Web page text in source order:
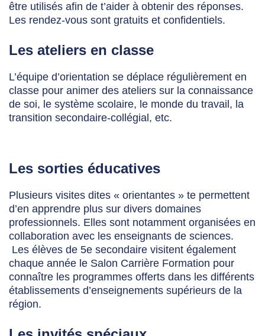
être utilisés afin de t’aider à obtenir des réponses.
Les rendez-vous sont gratuits et confidentiels.
Les ateliers en classe
L’équipe d’orientation se déplace régulièrement en
classe pour animer des ateliers sur la connaissance
de soi, le système scolaire, le monde du travail, la
transition secondaire-collégial, etc.
Les sorties éducatives
Plusieurs visites dites « orientantes » te permettent
d’en apprendre plus sur divers domaines
professionnels. Elles sont notamment organisées en
collaboration avec les enseignants de sciences.
Les élèves de 5e secondaire visitent également
chaque année le Salon Carrière Formation pour
connaître les programmes offerts dans les différents
établissements d’enseignements supérieurs de la
région.